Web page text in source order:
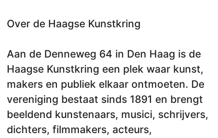
Over de Haagse Kunstkring
Aan de Denneweg 64 in Den Haag is de
Haagse Kunstkring een plek waar kunst,
makers en publiek elkaar ontmoeten. De
vereniging bestaat sinds 1891 en brengt
beeldend kunstenaars, musici, schrijvers,
dichters, filmmakers, acteurs,